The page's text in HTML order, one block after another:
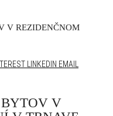
V REZIDENČNOM
LINKEDIN EMAIL
BYTOV V